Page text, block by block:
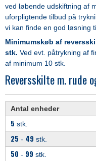
ved løbende udskiftning af
uforpligtende tilbud på
vi kan finde en god løsning
Minimumskøb af
stk. Ved evt. påtrykning af
af minimum 10 stk.
Reversskilte m. rude
Antal enheder
5 stk.
25 - 49 stk.
50 - 99 stk.